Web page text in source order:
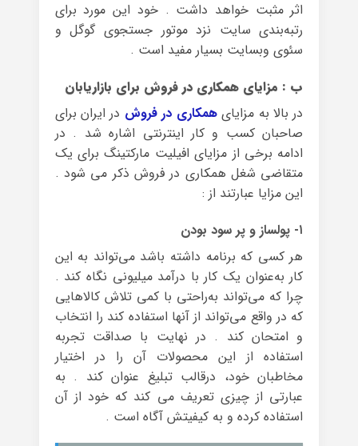
اثر مثبت خواهد ‌داشت . خود این مورد برای
رتبه‌بندی سایت نزد موتور جستجوی گوگل و
سئوی وبسایت بسیار مفید است .
ب : مزایای همکاری در فروش برای بازاریابان
در بالا به مزایایهمکاری در فروش در ایران برای
صاحبان کسب و کار اینترنتی اشاره شد . در
ادامه برخی از مزایای افیلیت مارکتینگ برای یک
متقاضی شغل همکاری در فروش ذکر می شود .
این مزایا عبارتند از :
۱- پولساز و پر سود بودن
هر کسی که برنامه داشته باشد می‌تواند به این
کار به‌عنوان یک کار با درآمد میلیونی نگاه کند .
چرا که می‌تواند به‌راحتی با کمی تلاش کالاهایی
که در واقع می‌تواند از آنها استفاده کند را انتخاب
و امتحان کند . در نهایت با صداقت تجربه
استفاده از این محصولات آن را در اختیار
مخاطبان خود، درقالب تبلیغ عنوان کند . به
عبارتی از چیزی تعریف می کند که خود از آن
استفاده کرده و به کیفیتش آگاه است .